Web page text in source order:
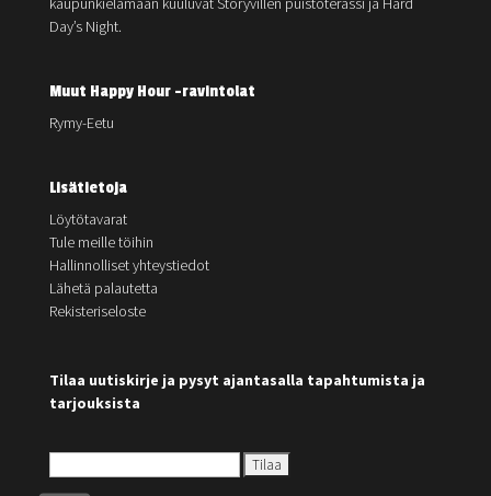
Day’s Night.
Muut Happy Hour -ravintolat
Rymy-Eetu
Lisätietoja
Löytötavarat
Tule meille töihin
Hallinnolliset yhteystiedot
Lähetä palautetta
Rekisteriseloste
Tilaa uutiskirje ja pysyt ajantasalla tapahtumista ja
tarjouksista